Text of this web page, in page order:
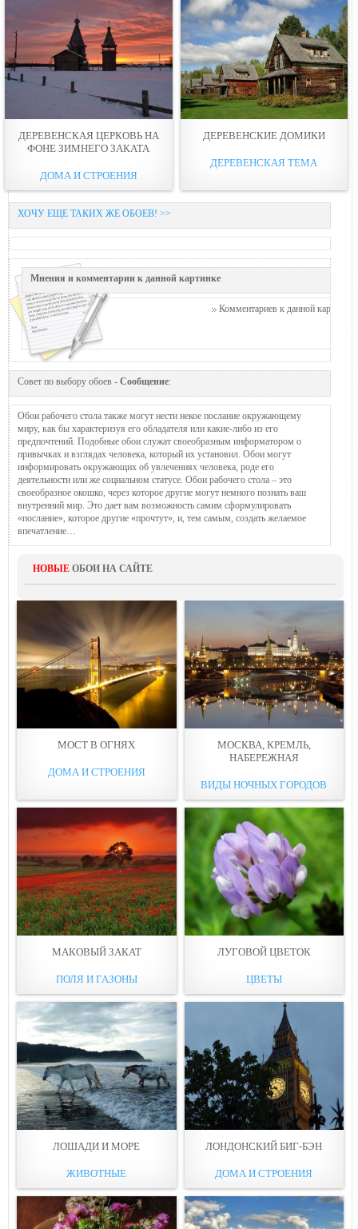
ДЕРЕВЕНСКАЯ ЦЕРКОВЬ НА
ФОНЕ ЗИМНЕГО ЗАКАТА
ДОМА И СТРОЕНИЯ
ДЕРЕВЕНСКИЕ ДОМИКИ
ДЕРЕВЕНСКАЯ ТЕМА
ХОЧУ ЕЩЕ ТАКИХ ЖЕ ОБОЕВ! >>
Мнения и комментарии к данной картинке
Комментариев к данной картинке
Совет по выбору обоев - Сообщение:
Обои рабочего стола также могут нести некое послание окружающему
миру, как бы характеризуя его обладателя или какие-либо из его
предпочтений. Подобные обои служат своеобразным информатором о
привычках и взглядах человека, который их установил. Обои могут
информировать окружающих об увлечениях человека, роде его
деятельности или же социальном статусе. Обои рабочего стола – это
своеобразное окошко, через которое другие могут немного познать ваш
внутренний мир. Это дает вам возможность самим сформулировать
«послание», которое другие «прочтут», и, тем самым, создать желаемое
впечатление…
НОВЫЕ ОБОИ НА САЙТЕ
МОСТ В ОГНЯХ
ДОМА И СТРОЕНИЯ
МОСКВА, КРЕМЛЬ,
НАБЕРЕЖНАЯ
ВИДЫ НОЧНЫХ ГОРОДОВ
МАКОВЫЙ ЗАКАТ
ПОЛЯ И ГАЗОНЫ
ЛУГОВОЙ ЦВЕТОК
ЦВЕТЫ
ЛОШАДИ И МОРЕ
ЖИВОТНЫЕ
ЛОНДОНСКИЙ БИГ-БЭН
ДОМА И СТРОЕНИЯ